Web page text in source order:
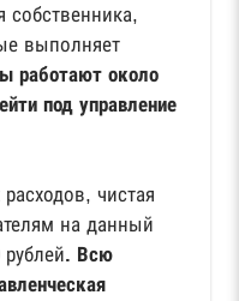
собственника,
выполняет
работают около
под управление
чистая
на данный
. Всю